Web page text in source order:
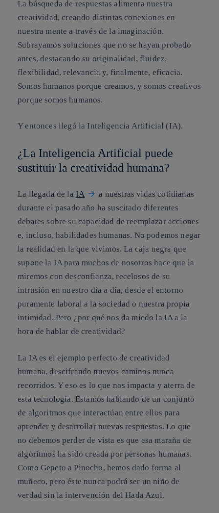
La búsqueda de respuestas alimenta nuestra
creatividad, creando distintas conexiones en
nuestra mente a través de la imaginación.
Subrayamos soluciones que no se hayan probado
antes, destacando su originalidad, fluidez,
flexibilidad, relevancia y, finalmente, eficacia.
Somos humanos porque creamos, y somos creativos
porque somos humanos.
Y entonces llegó la Inteligencia Artificial (IA).
¿La Inteligencia Artificial puede
sustituir la creatividad humana?
La llegada de la IA
a nuestras vidas cotidianas
durante el pasado año ha suscitado diferentes
debates sobre su capacidad de reemplazar acciones
e, incluso, habilidades humanas. No podemos negar
la realidad en la que vivimos. La caja negra que
supone la IA para muchos de nosotros hace que la
miremos con desconfianza, recelosos de su
intrusión en nuestro día a día, desde el entorno
puramente laboral a la sociedad o nuestra propia
intimidad. Pero ¿por qué nos da miedo la IA a la
hora de hablar de creatividad?
La IA es el ejemplo perfecto de creatividad
humana, descifrando nuevos caminos nunca
recorridos. Y eso es lo que nos impacta y aterra de
esta tecnología. Estamos hablando de un conjunto
de algoritmos que interactúan entre ellos para
aprender y desarrollar nuevas respuestas. Lo que
no debemos perder de vista es que esa maraña de
algoritmos ha sido creada por personas humanas.
Como Gepeto a Pinocho, hemos dado forma al
muñeco, pero éste nunca podrá ser un niño de
verdad sin la intervención del Hada Azul.